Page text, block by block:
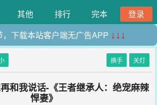
其他 排行 完本
登录
，下载本站客户端无广告APP ↓↓↓
换手 关灯
和我说话-《王者继承人：绝宠麻辣
悍妻》